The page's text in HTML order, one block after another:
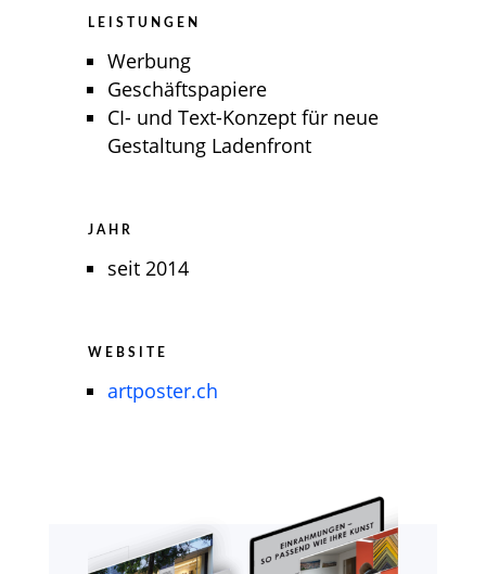
LEISTUNGEN
Werbung
Geschäftspapiere
CI- und Text-Konzept für neue
Gestaltung Ladenfront
JAHR
seit 2014
WEBSITE
artposter.ch